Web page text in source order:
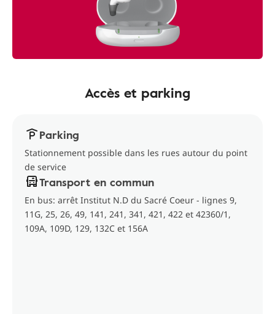
Accès et parking
Parking
Stationnement possible dans les rues autour du point
de service
Transport en commun
En bus: arrêt Institut N.D du Sacré Coeur - lignes 9,
11G, 25, 26, 49, 141, 241, 341, 421, 422 et 42360/1,
109A, 109D, 129, 132C et 156A